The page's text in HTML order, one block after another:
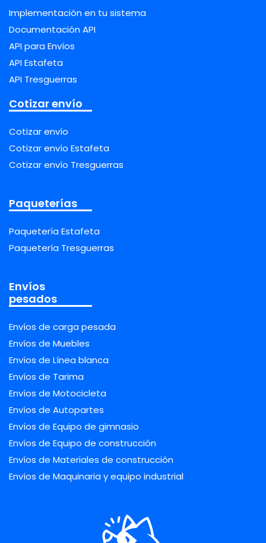
Implementación en tu sistema
Documentación API
API para Envíos
API Estafeta
API Tresguerras
Cotizar envío
Cotizar envío
Cotizar envío Estafeta
Cotizar envío Tresguerras
Paqueterías
Paquetería Estafeta
Paquetería Tresguerras
Envíos
pesados
Envíos de carga pesada
Envíos de Muebles
Envíos de Línea blanca
Envíos de Tarima
Envíos de Motocicleta
Envíos de Autopartes
Envíos de Equipo de gimnasio
Envíos de Equipo de construcción
Envíos de Materiales de construcción
Envíos de Maquinaria y equipo industrial